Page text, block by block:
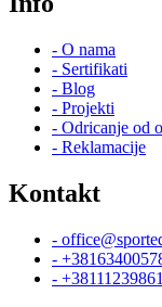
- O nama
- Sertifikati
- Blog
- Projekti
- Odricanje od
- Reklamacije
Kontakt
-
-
-